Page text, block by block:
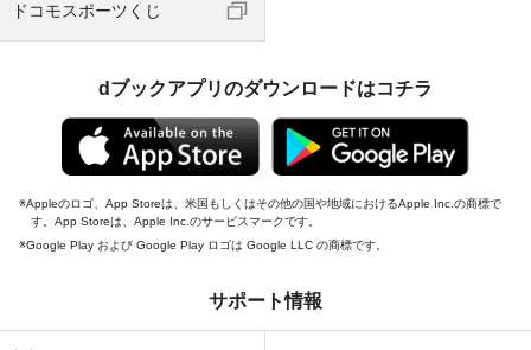
ドコモスポーツくじ
dブックアプリのダウンロードはコチラ
Appleのロゴ、App Storeは、米国もしくはその他の国や地域におけるApple Inc.の商標で
す。App Storeは、Apple Inc.のサービスマークです。
Google Play および Google Play ロゴは Google LLC の商標です。
サポート情報